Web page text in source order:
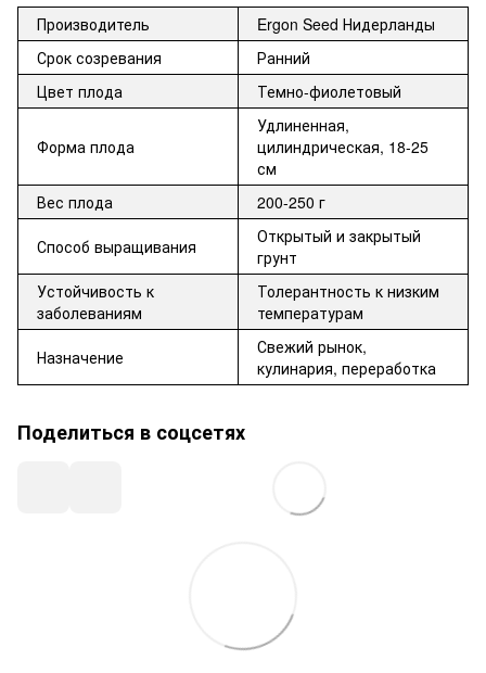
Производитель
Ergon Seed Нидерланды
Срок созревания
Ранний
Цвет плода
Темно-фиолетовый
Форма плода
Удлиненная,
цилиндрическая, 18-25
см
Вес плода
200-250 г
Способ выращивания
Открытый и закрытый
грунт
Устойчивость к
заболеваниям
Толерантность к низким
температурам
Назначение
Свежий рынок,
кулинария, переработка
Поделиться в соцсетях